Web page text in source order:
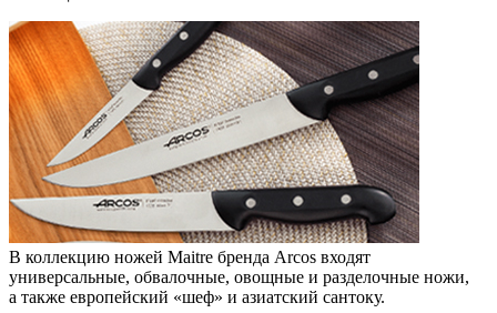
В коллекцию ножей Maitre бренда Arcos входят
универсальные, обвалочные, овощные и разделочные ножи,
а также европейский «шеф» и азиатский сантоку.